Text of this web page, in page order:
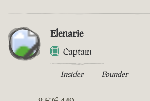
Elenarie
Captain
Insider Founder